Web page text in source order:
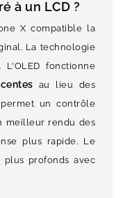
à un LCD ?
X compatible la
La technologie
fonctionne
au lieu des
un contrôle
meilleur rendu des
plus rapide. Le
plus profonds avec